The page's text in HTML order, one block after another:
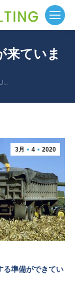
来ていま
3月 4 2020
る準備ができてい